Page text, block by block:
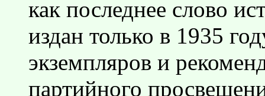
как последнее слово
издан только в 1935
экземпляров и
партийного